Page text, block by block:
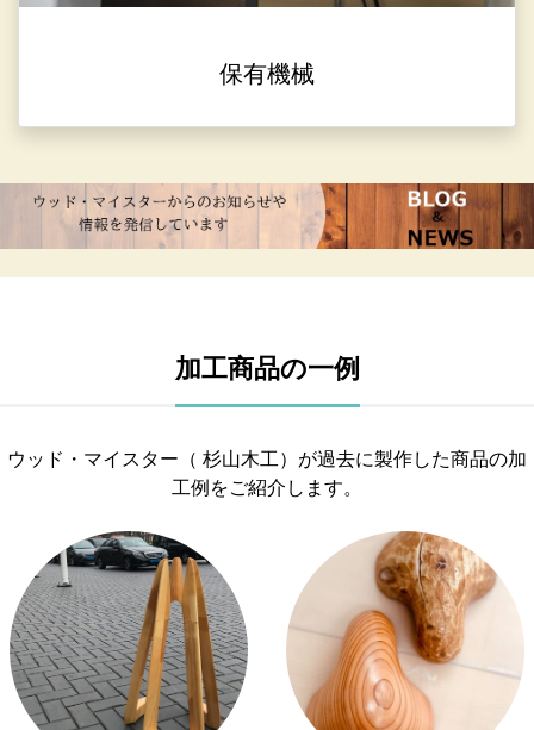
保有機械
加工商品の一例
ウッド・マイスター（ 杉山木工）が過去に製作した商品の加
工例をご紹介します。